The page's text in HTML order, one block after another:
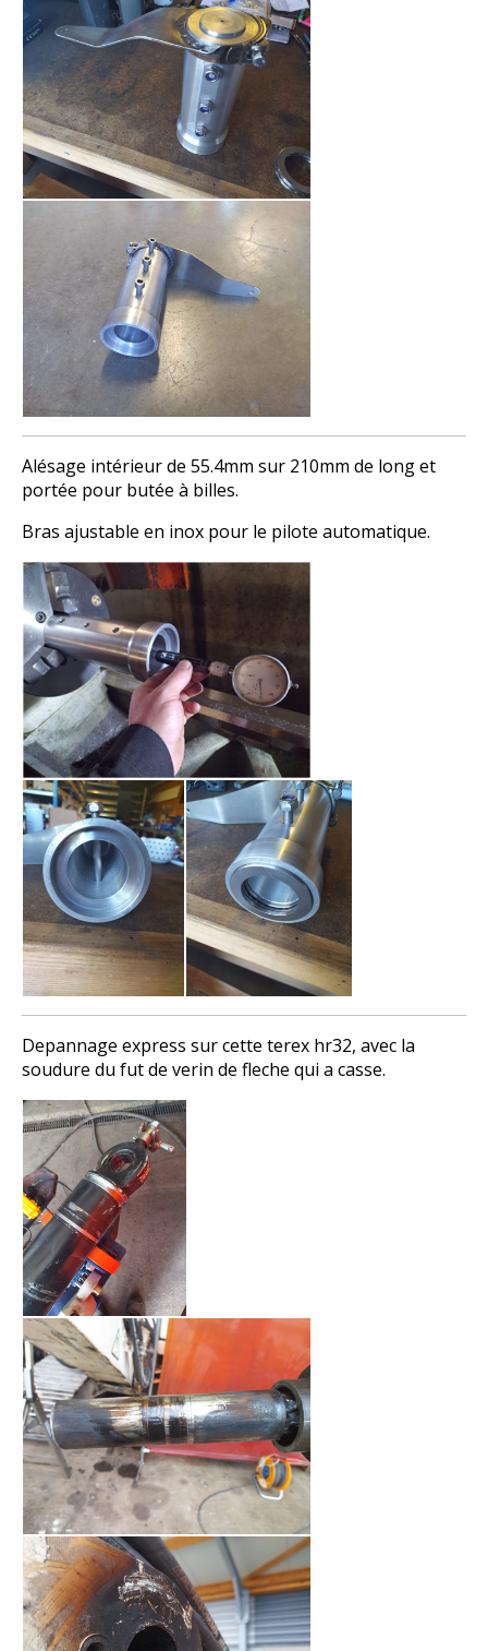
Alésage intérieur de 55.4mm sur 210mm de long et
portée pour butée à billes.
Bras ajustable en inox pour le pilote automatique.
Depannage express sur cette terex hr32, avec la
soudure du fut de verin de fleche qui a casse.